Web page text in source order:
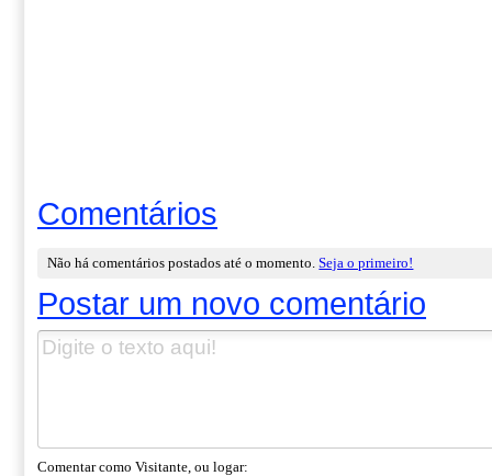
Comentários
Não há comentários postados até o momento.Seja o primeiro!
Postar um novo comentário
Comentar como Visitante, ou logar: